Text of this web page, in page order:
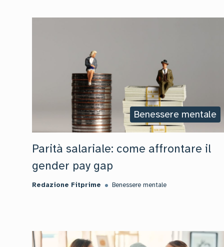
Benessere mentale
Parità salariale: come affrontare il
gender pay gap
Redazione Fitprime Benessere mentale